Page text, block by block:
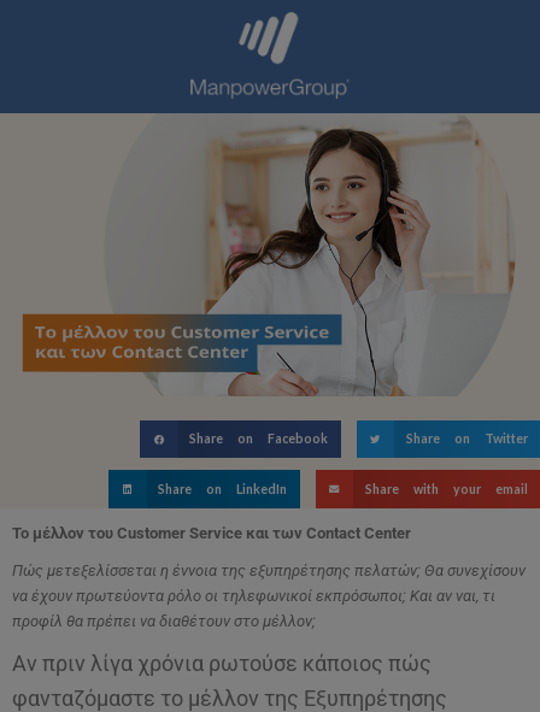
Share on Facebook Share on Twitter
Share on LinkedIn Share with your email
Το μέλλον του Customer Service και των Contact Center
Πώς μετεξελίσσεται η έννοια της εξυπηρέτησης πελατών; Θα συνεχίσουν
να έχουν πρωτεύοντα ρόλο οι τηλεφωνικοί εκπρόσωποι; Και αν ναι, τι
προφίλ θα πρέπει να διαθέτουν στο μέλλον;
Αν πριν λίγα χρόνια ρωτούσε κάποιος πώς
φανταζόμαστε το μέλλον της Εξυπηρέτησης